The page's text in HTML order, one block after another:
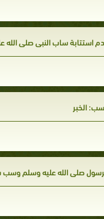
ساب النبي صلى الله عليه
الخبر
صلى الله عليه وسلم وسب